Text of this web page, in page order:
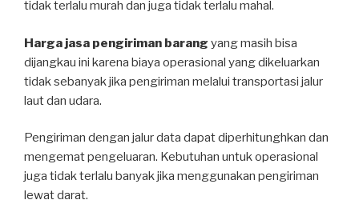
tidak terlalu murah dan juga tidak terlalu mahal.
Harga jasa pengiriman barang yang masih bisa
dijangkau ini karena biaya operasional yang dikeluarkan
tidak sebanyak jika pengiriman melalui transportasi jalur
laut dan udara.
Pengiriman dengan jalur data dapat diperhitunghkan dan
mengemat pengeluaran. Kebutuhan untuk operasional
juga tidak terlalu banyak jika menggunakan pengiriman
lewat darat.